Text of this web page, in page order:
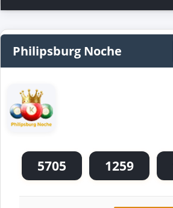
Philipsburg Noche
5705 1259